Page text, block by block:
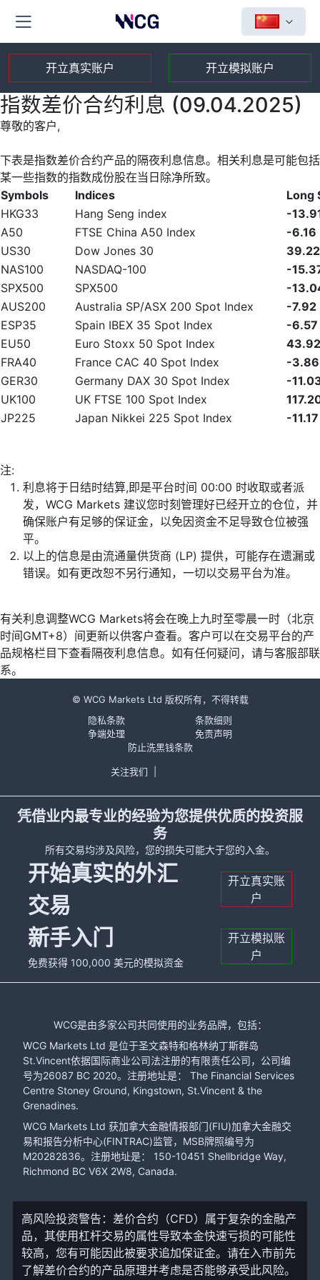
开立真实账户 开立模拟账户
指数差价合约利息 (09.04.2025)
尊敬的客户,
下表是指数差价合约产品的隔夜利息信息。相关利息是可能包括
某一些指数的指数成份股在当日除净所致。
Symbols
Indices
Long
HKG33
Hang Seng index
-
A50
FTSE China A50 Index
-6.16
US30
Dow Jones 30
39.22
NAS100
NASDAQ-100
-
SPX500
SPX500
-
AUS200
Australia SP/ASX 200 Spot Index
-7.92
ESP35
Spain IBEX 35 Spot Index
-6.57
EU50
Euro Stoxx 50 Spot Index
43.92
FRA40
France CAC 40 Spot Index
-3.86
GER30
Germany DAX 30 Spot Index
-
UK100
UK FTSE 100 Spot Index
JP225
Japan Nikkei 225 Spot Index -11.17
注:
利息将于日结时结算,即是平台时间 00:00 时收取或者派
发，WCG Markets 建议您时刻管理好已经开立的仓位，并
确保账户有足够的保证金，以免因资金不足导致仓位被强
平。
以上的信息是由流通量供货商 (LP) 提供，可能存在遗漏或
错误。如有更改恕不另行通知，一切以交易平台为准。
有关利息调整WCG Markets将会在晚上九时至零晨一时（北京
时间GMT+8）间更新以供客户查看。客户可以在交易平台的产
品规格栏目下查看隔夜利息信息。如有任何疑问，请与客服部联
系。
© WCG Markets Ltd 版权所有，不得转载
隐私条款
条款细则
争端处理
免责声明
防止洗黑钱条款
关注我们
凭借业内最专业的经验为您提供优质的投资服
务
所有交易均涉及风险，您的损失可能大于您的入金。
开始真实的外汇
交易
开立真实账
户
新手入门
免费获得 100,000 美元的模拟资金
开立模拟账
户
WCG是由多家公司共同使用的业务品牌，包括：
WCG Markets Ltd 是位于圣文森特和格林纳丁斯群岛
St.Vincent依据国际商业公司法注册的有限责任公司，公司编
号为26087 BC 2020。注册地址是： The Financial Services
Centre Stoney Ground, Kingstown, St.Vincent & the
Grenadines.
WCG Markets Ltd 获加拿大金融情报部门(FIU)加拿大金融交
易和报告分析中心(FINTRAC)监管，MSB牌照编号为
M20282836。注册地址是： 150-10451 Shellbridge Way,
Richmond BC V6X 2W8, Canada.
高风险投资警告：差价合约（CFD）属于复杂的金融产
品，其使用杠杆交易的属性导致本金快速亏损的可能性
较高，您有可能因此被要求追加保证金。请在入市前先
了解差价合约的产品原理并考虑是否能够承受此风险。